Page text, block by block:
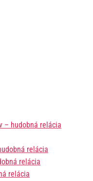
– hudobná relácia
relácia
relácia
relácia